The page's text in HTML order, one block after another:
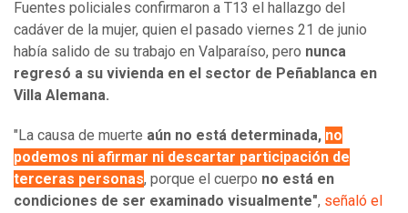
Fuentes policiales confirmaron a T13 el hallazgo del
cadáver de la mujer, quien el pasado viernes 21 de junio
había salido de su trabajo en Valparaíso, pero nunca
regresó a su vivienda en el sector de Peñablanca en
Villa Alemana.
"La causa de muerte aún no está determinada, no
podemos ni afirmar ni descartar participación de
terceras personas, porque el cuerpo no está en
condiciones de ser examinado visualmente", señaló el